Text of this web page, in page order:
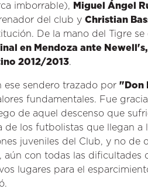
imborrable), Miguel Ángel
del club y Christian
De la mano del Tigre se
en Mendoza ante
2012/2013.
ese sendero trazado por "Don
fundamentales. Fue
de aquel descenso que
de los futbolistas que llegan a
juveniles del Club, y no de
aún con todas las dificultades
lugares para el